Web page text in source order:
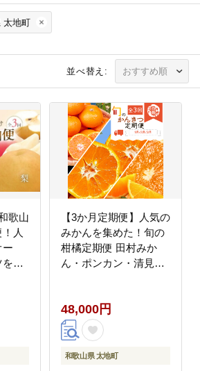
太地町
並べ替え:
歌山
人
ー
毎
【3か月定期便】人気の
みかんを集めた！旬の
柑橘定期便 田村みか
ん・ポンカン・清見オ
48,000円
和歌山県 太地町